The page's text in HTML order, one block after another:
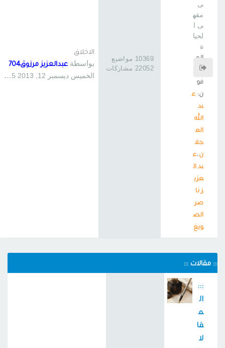
ى
مقه
ى ا
لحيا
ة
الم
شر
فو
ن: ع
بد
الله
الع
جلا
ن،ع
بد ال
عزي
ز نا
صر
الص
ويغ
10369 مواضيع
22052 مشاركات
الاخلاق
بواسطة عبدالعزيز مرزوق704
الخميس ديسمبر 12, 2013 12:25 pm
::: مقالات :::
:::
ال
م
قا
لا